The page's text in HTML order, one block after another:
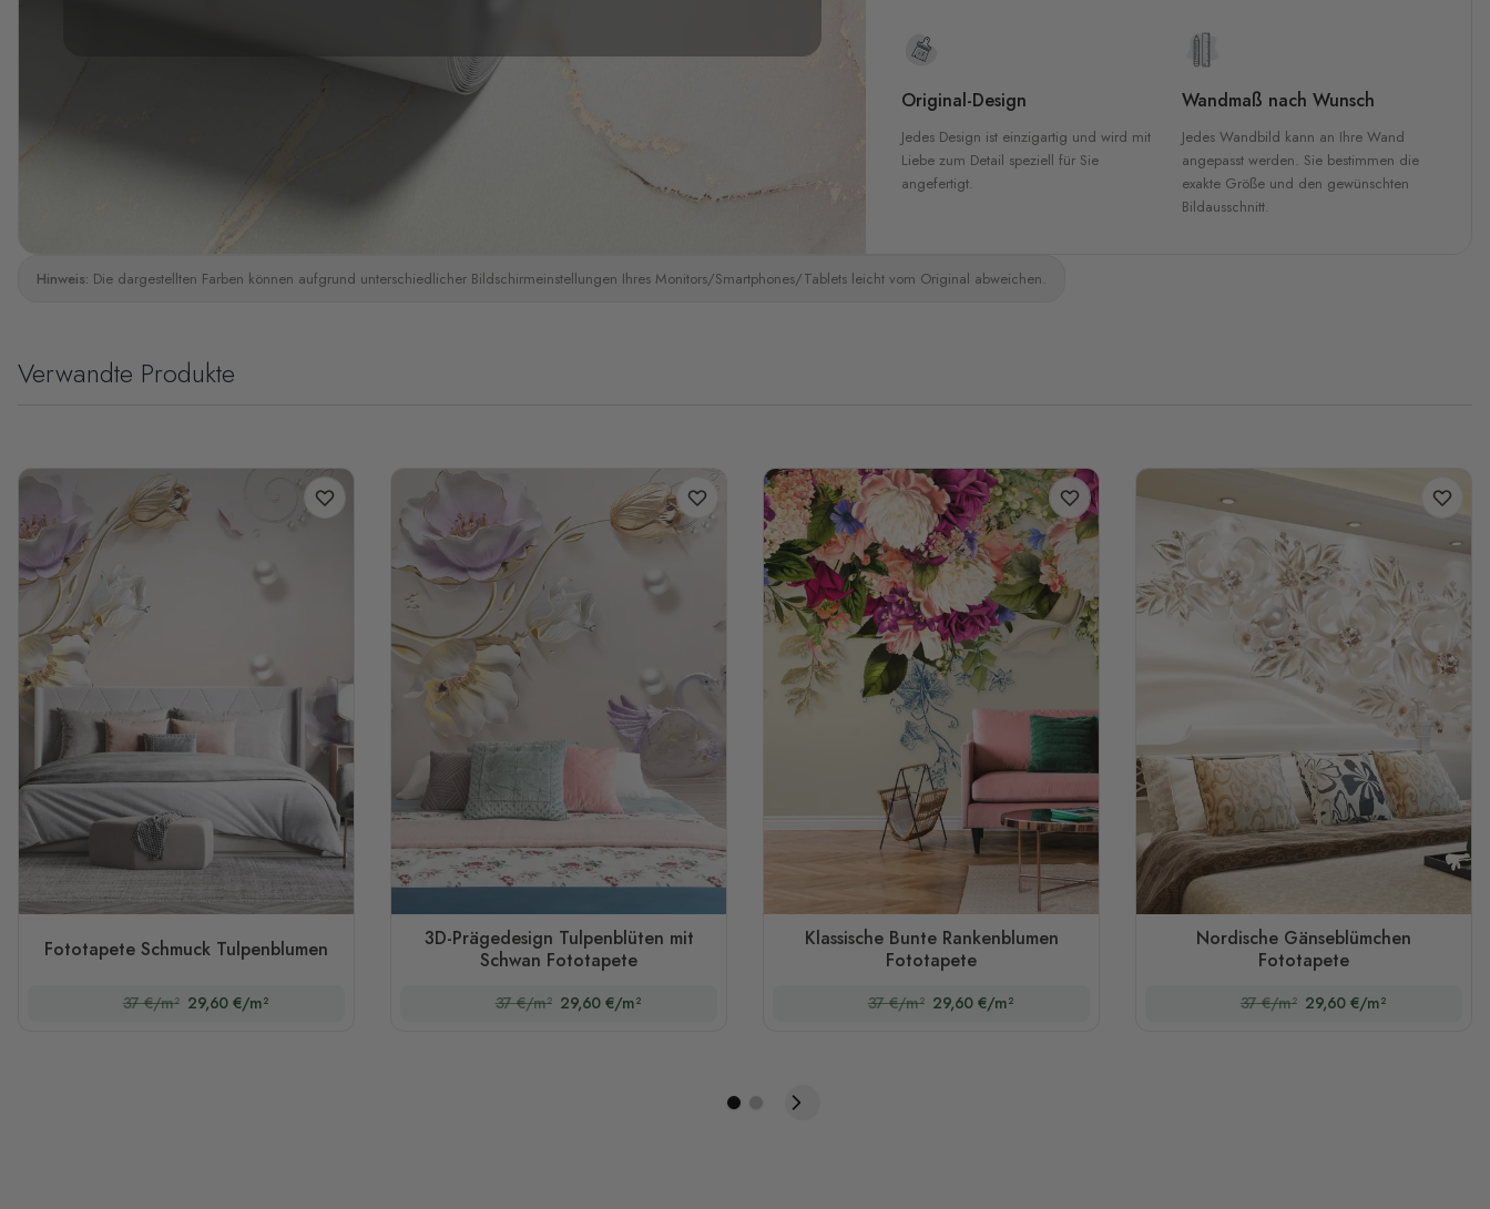
Original-Design
Jedes Design ist einzigartig und wird mit
Liebe zum Detail speziell für Sie
angefertigt.
Wandmaß nach Wunsch
Jedes Wandbild kann an Ihre Wand
angepasst werden. Sie bestimmen die
exakte Größe und den gewünschten
Bildausschnitt.
Hinweis: Die dargestellten Farben können aufgrund unterschiedlicher Bildschirmeinstellungen Ihres Monitors/Smartphones/Tablets leicht vom Original abweichen.
Verwandte Produkte
Fototapete Schmuck Tulpenblumen
37 €/m² 29,60 €/m²
3D-Prägedesign Tulpenblüten mit
Schwan Fototapete
37 €/m² 29,60 €/m²
Klassische Bunte Rankenblumen
Fototapete
37 €/m² 29,60 €/m²
Nordische Gänseblümchen
Fototapete
37 €/m² 29,60 €/m²